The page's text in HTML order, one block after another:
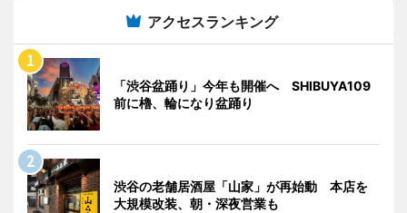
アクセスランキング
「渋谷盆踊り」今年も開催へ SHIBUYA109
前に櫓、輪になり盆踊り
渋谷の老舗居酒屋「山家」が再始動 本店を
大規模改装、朝・深夜営業も